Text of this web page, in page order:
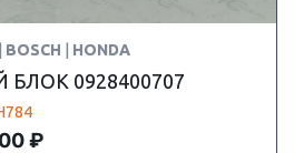
BOSCH HONDA
0928400707
₽